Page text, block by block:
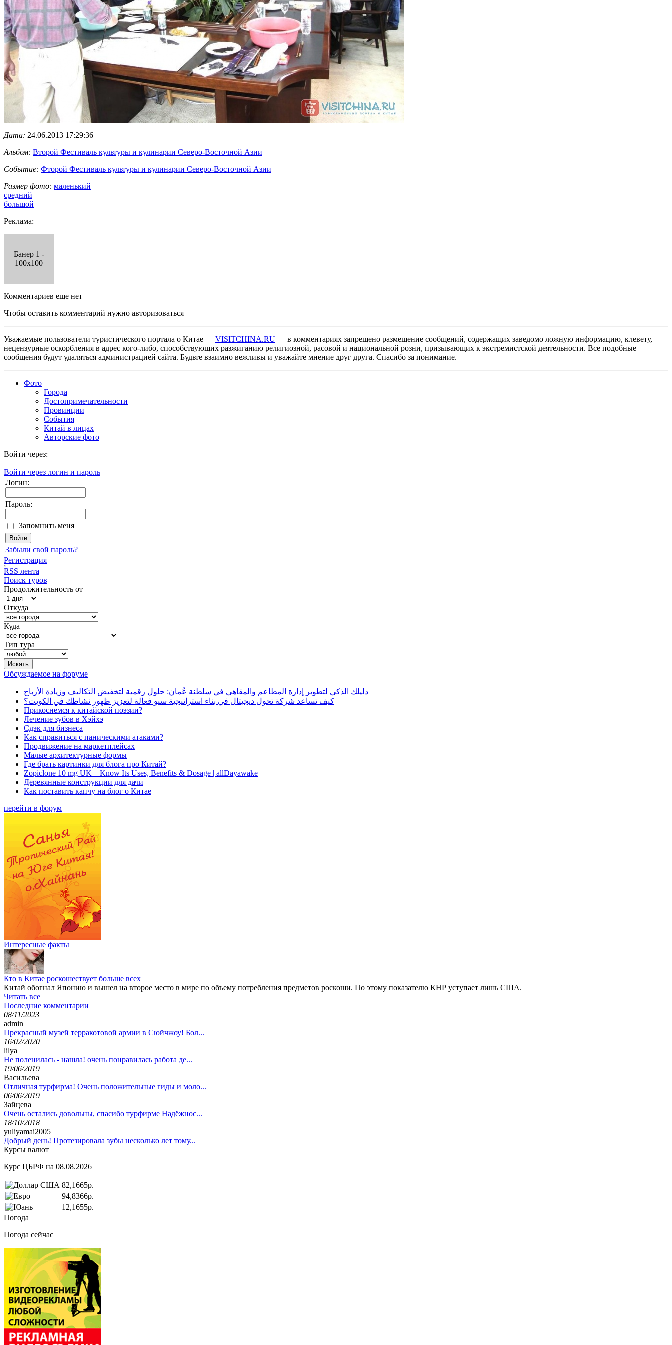
Дата: 24.06.2013 17:29:36
Альбом: Второй Фестиваль культуры и кулинарии Северо-Восточной Азии
Событие: Фторой Фестиваль культуры и кулинарии Северо-Восточной Азии
Размер фото: маленький
средний
большой
Реклама:
Банер 1 -
100x100
Комментариев еще нет
Чтобы оставить комментарий нужно авторизоваться
Уважаемые пользователи туристического портала о Китае — VISITCHINA.RU — в комментариях запрещено размещение сообщений, содержащих заведомо ложную информацию, клевету,
нецензурные оскорбления в адрес кого-либо, способствующих разжиганию религиозной, расовой и национальной розни, призывающих к экстремистской деятельности. Все подобные
сообщения будут удаляться администрацией сайта. Будьте взаимно вежливы и уважайте мнение друг друга. Спасибо за понимание.
Фото
Города
Достопримечательности
Провинции
События
Китай в лицах
Авторские фото
Войти через:
Войти через логин и пароль
Логин:
Пароль:
Запомнить меня
Забыли свой пароль?
Регистрация
RSS лента
Поиск туров
Продолжительность от
Откуда
Куда
Тип тура
Обсуждаемое на форуме
دليلك الذكي لتطوير إدارة المطاعم والمقاهي في سلطنة عُمان: حلول رقمية لتخفيض التكاليف وزيادة الأرباح
كيف تساعد شركة تحول ديجيتال في بناء استراتيجية سيو فعالة لتعزيز ظهور نشاطك في الكويت؟
Прикоснемся к китайской поэзии?
Лечение зубов в Хэйхэ
Сдэк для бизнеса
Как справиться с паническими атаками?
Продвижение на маркетплейсах
Малые архитектурные формы
Где брать картинки для блога про Китай?
Zopiclone 10 mg UK – Know Its Uses, Benefits & Dosage | allDayawake
Деревянные конструкции для дачи
Как поставить капчу на блог о Китае
перейти в форум
Интересные факты
Кто в Китае роскошествует больше всех
Китай обогнал Японию и вышел на второе место в мире по объему потребления предметов роскоши. По этому показателю КНР уступает лишь США.
Читать все
Последние комментарии
08/11/2023
admin
Прекрасный музей терракотовой армии в Сюйчжоу! Бол...
16/02/2020
lilya
Не поленилась - нашла! очень понравилась работа де...
19/06/2019
Васильева
Отличная турфирма! Очень положительные гиды и моло...
06/06/2019
Зайцева
Очень остались довольны, спасибо турфирме Надёжнос...
18/10/2018
yuliyamai2005
Добрый день! Протезировала зубы несколько лет тому...
Курсы валют
Курс ЦБРФ на 08.08.2026
82,1665р.
94,8366р.
12,1655р.
Погода
Погода сейчас